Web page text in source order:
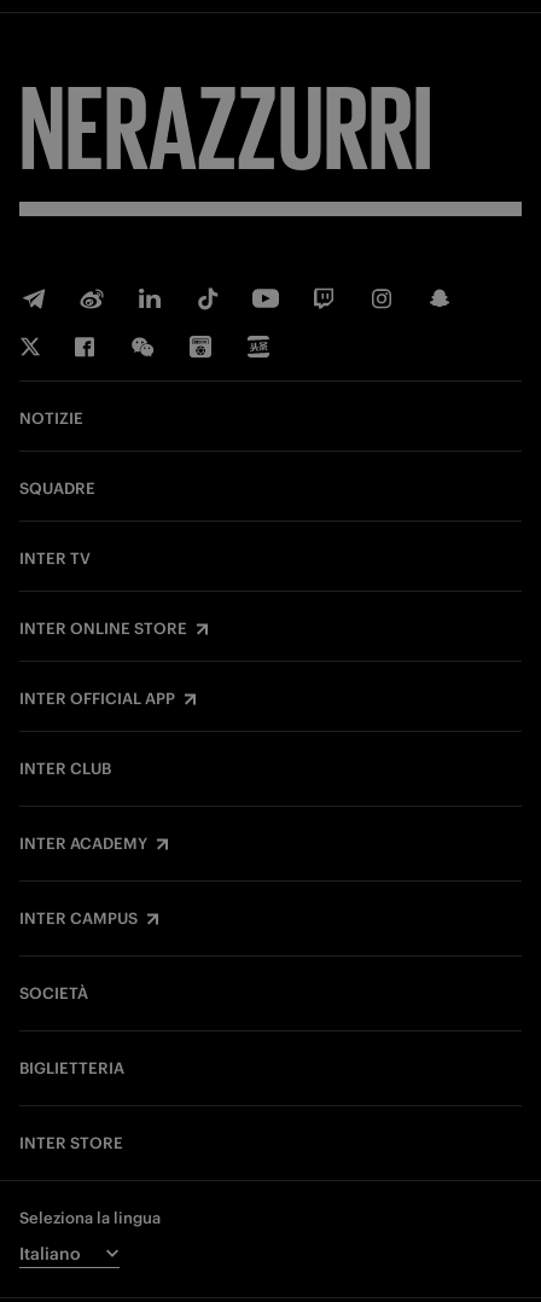
NERAZZURRI
NOTIZIE
SQUADRE
INTER TV
INTER ONLINE STORE
INTER OFFICIAL APP
INTER CLUB
INTER ACADEMY
INTER CAMPUS
SOCIETÀ
BIGLIETTERIA
INTER STORE
Seleziona la lingua